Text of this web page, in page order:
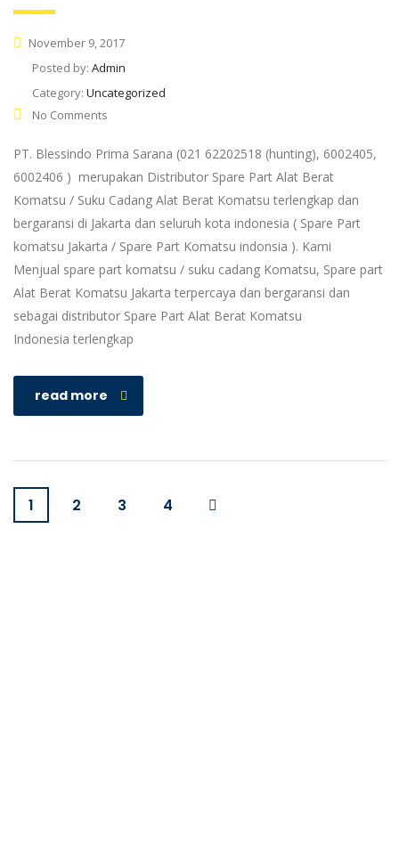
November 9, 2017
Posted by: Admin
Category: Uncategorized
No Comments
PT. Blessindo Prima Sarana (021 62202518 (hunting), 6002405,
6002406 ) merupakan Distributor Spare Part Alat Berat
Komatsu / Suku Cadang Alat Berat Komatsu terlengkap dan
bergaransi di Jakarta dan seluruh kota indonesia ( Spare Part
komatsu Jakarta / Spare Part Komatsu indonsia ). Kami
Menjual spare part komatsu / suku cadang Komatsu, Spare part
Alat Berat Komatsu Jakarta terpercaya dan bergaransi dan
sebagai distributor Spare Part Alat Berat Komatsu
Indonesia terlengkap
read more
1 2 3 4